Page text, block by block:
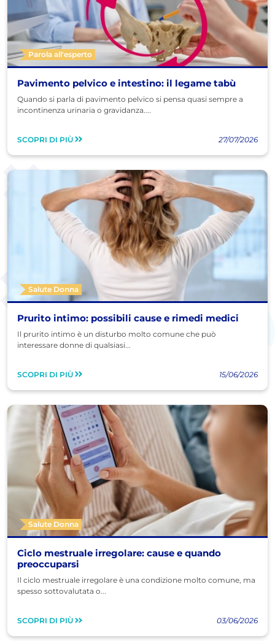
Parola all'esperto
Pavimento pelvico e intestino: il legame tabù
Quando si parla di pavimento pelvico si pensa quasi sempre a
incontinenza urinaria o gravidanza....
SCOPRI DI PIÙ 27/07/2026
Salute Donna
Prurito intimo: possibili cause e rimedi medici
Il prurito intimo è un disturbo molto comune che può
interessare donne di qualsiasi...
SCOPRI DI PIÙ 15/06/2026
Salute Donna
Ciclo mestruale irregolare: cause e quando
preoccuparsi
Il ciclo mestruale irregolare è una condizione molto comune, ma
spesso sottovalutata o...
SCOPRI DI PIÙ 03/06/2026